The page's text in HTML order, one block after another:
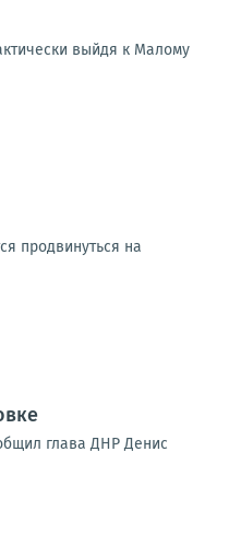
выйдя к Малому
продвинуться на
глава ДНР Денис